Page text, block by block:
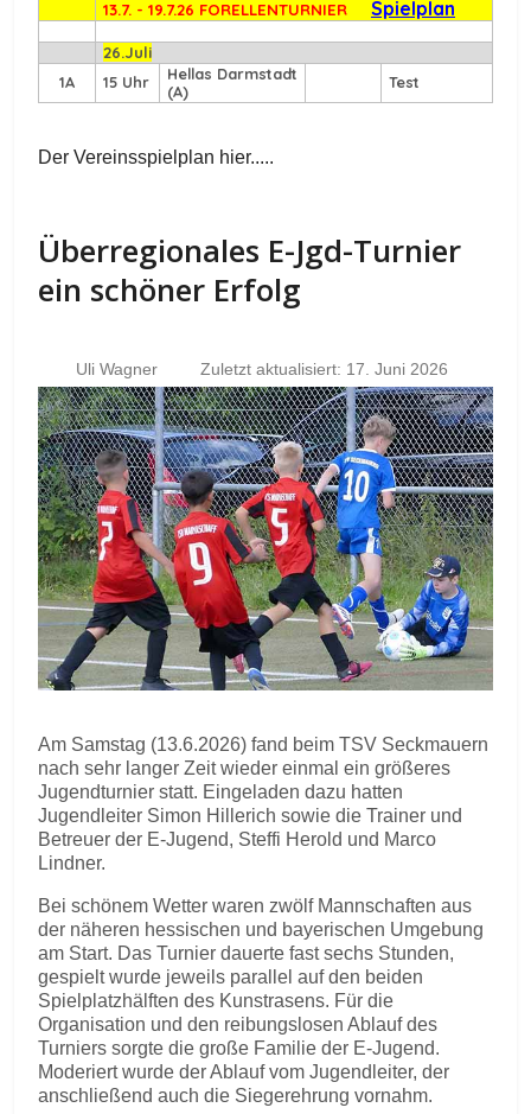
13.7. - 19.7.26 FORELLENTURNIER Spielplan
26.Juli
1A
15 Uhr
Hellas Darmstadt
(A)
Test
Der Vereinsspielplan hier.....
Überregionales E-Jgd-Turnier
ein schöner Erfolg
Uli Wagner Zuletzt aktualisiert: 17. Juni 2026
Am Samstag (13.6.2026) fand beim TSV Seckmauern
nach sehr langer Zeit wieder einmal ein größeres
Jugendturnier statt. Eingeladen dazu hatten
Jugendleiter Simon Hillerich sowie die Trainer und
Betreuer der E-Jugend, Steffi Herold und Marco
Lindner.
Bei schönem Wetter waren zwölf Mannschaften aus
der näheren hessischen und bayerischen Umgebung
am Start. Das Turnier dauerte fast sechs Stunden,
gespielt wurde jeweils parallel auf den beiden
Spielplatzhälften des Kunstrasens. Für die
Organisation und den reibungslosen Ablauf des
Turniers sorgte die große Familie der E-Jugend.
Moderiert wurde der Ablauf vom Jugendleiter, der
anschließend auch die Siegerehrung vornahm.